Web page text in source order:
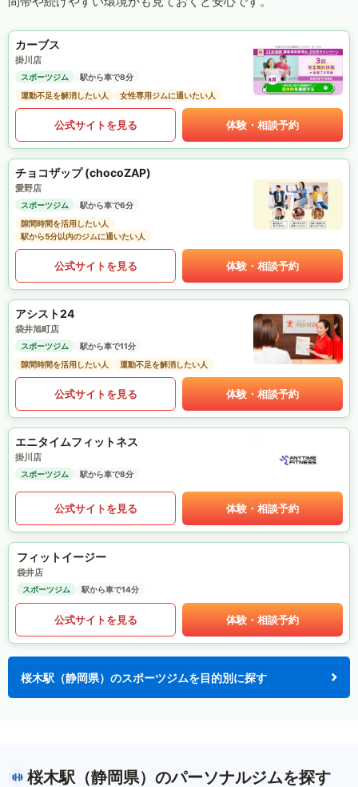
カーブス
掛川店
スポーツジム
駅から車で8分
運動不足を解消したい人
女性専用ジムに通いたい人
公式サイトを見る 体験・相談予約
チョコザップ (chocoZAP)
愛野店
スポーツジム
駅から車で6分
隙間時間を活用したい人
駅から5分以内のジムに通いたい人
公式サイトを見る 体験・相談予約
アシスト24
袋井旭町店
スポーツジム
駅から車で11分
隙間時間を活用したい人
運動不足を解消したい人
公式サイトを見る 体験・相談予約
エニタイムフィットネス
掛川店
スポーツジム 駅から車で8分
公式サイトを見る 体験・相談予約
フィットイージー
袋井店
スポーツジム 駅から車で14分
公式サイトを見る 体験・相談予約
桜木駅（静岡県）のスポーツジムを目的別に探す
桜木駅（静岡県）のパーソナルジムを探す